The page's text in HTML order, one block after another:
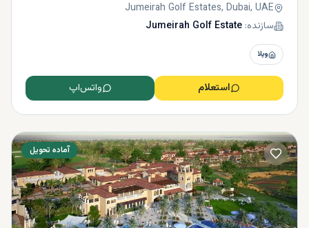
Jumeirah Golf Estates, Dubai, UAE
سازنده: Jumeirah Golf Estate
ویلا
استعلام واتس‌اپ
آماده تحویل